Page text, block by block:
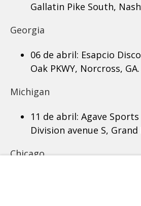
Gallatin Pike South,
Georgia
06 de abril: Esapcio
Oak PKWY, Norcross, GA.
Michigan
11 de abril: Agave
Division avenue S,
Chicago